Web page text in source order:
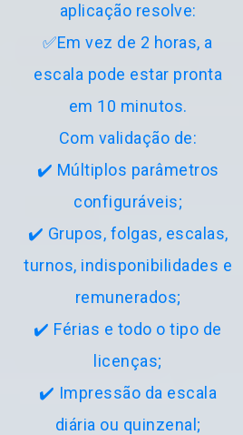
aplicação resolve:
✅Em vez de 2 horas, a
escala pode estar pronta
em 10 minutos.
Com validação de:
✔️ Múltiplos parâmetros
configuráveis;
✔️ Grupos, folgas, escalas,
turnos, indisponibilidades e
remunerados;
✔️ Férias e todo o tipo de
licenças;
✔️ Impressão da escala
diária ou quinzenal;